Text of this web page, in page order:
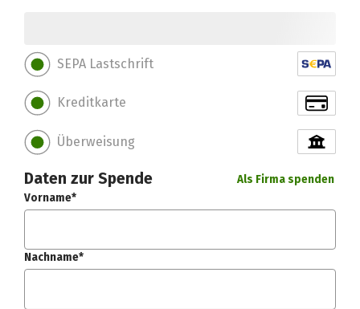
SEPA Lastschrift
Kreditkarte
Überweisung
Daten zur Spende
Als Firma spenden
Vorname*
Nachname*